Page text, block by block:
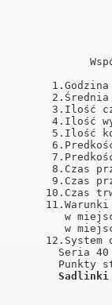
Sadlinki